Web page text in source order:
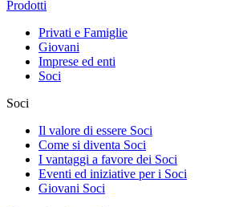
Prodotti
Privati e Famiglie
Giovani
Imprese ed enti
Soci
Soci
Il valore di essere Soci
Come si diventa Soci
I vantaggi a favore dei Soci
Eventi ed iniziative per i Soci
Giovani Soci